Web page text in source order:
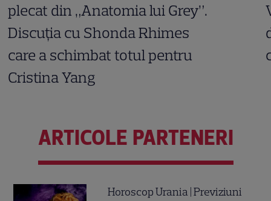
plecat din „Anatomia lui Grey”.
Discuția cu Shonda Rhimes
care a schimbat totul pentru
Cristina Yang
ARTICOLE PARTENERI
Horoscop Urania | Previziuni